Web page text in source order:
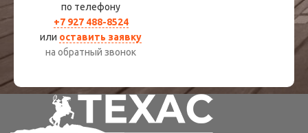
по телефону
+7 927 488-8524
или оставить заявку
на обратный звонок